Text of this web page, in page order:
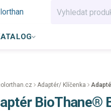
Adaptér/ Klíčenka
BioThane®